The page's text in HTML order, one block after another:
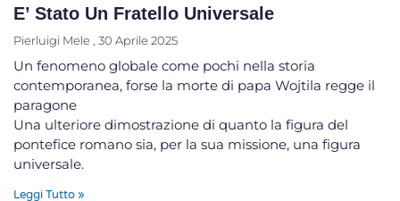
E’ Stato Un Fratello Universale
Pierluigi Mele 30 Aprile 2025
Un fenomeno globale come pochi nella storia
contemporanea, forse la morte di papa Wojtila regge il
paragone
Una ulteriore dimostrazione di quanto la figura del
pontefice romano sia, per la sua missione, una figura
universale.
Leggi Tutto »